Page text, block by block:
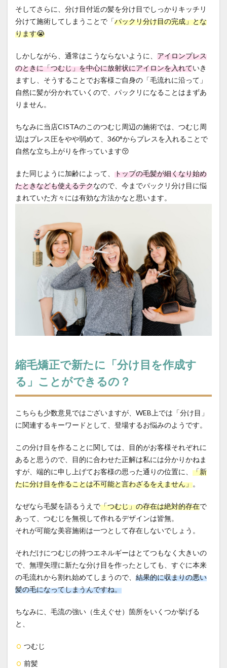
そしてさらに、分け目付近の髪を分け目でしっかりキッチリ
分けて施術してしまうことで「パックリ分け目の完成」とな
ります😭
しかしながら、通常はこうならないように、 アイロンプレス
のときに「つむじ」を中心に放射状にアイロンを入れていき
ますし、そうすることでお客様ご自身の「毛流れに沿って」
自然に髪が分かれていくので、パックリになることはまずあ
りません。
ちなみに当店CISTAのこのつむじ周辺の施術では、つむじ周
辺はプレス圧をやや弱めて、360°からプレスを入れることで
自然な立ち上がりを作っています😚
また同じように加齢によって、 トップの毛髪が細くなり始め
たときなども使えるテクなので、今までパックリ分け目に悩
まれていた方々には有効な方法かなと思います。
縮毛矯正で新たに「分け目を作成す
る」ことができるの？
こちらも少数意見ではございますが、WEB上では「分け目」
に関連するキーワードとして、登場するお悩みのようです。
この分け目を作ることに関しては、目的がお客様それぞれに
あると思うので、目的に合わせた正解は私には分かりかねま
すが、端的に申し上げてお客様の思った通りの位置に、 「新
たに分け目を作ることは不可能と言わざるをえません」。
なぜなら毛髪を語るうえで「つむじ」の存在は絶対的存在で
あって、つむじを無視して作れるデザインは皆無。
それが可能な美容施術は一つとして存在しないでしょう。
それだけにつむじの持つエネルギーはとてつもなく大きいの
で、無理矢理に新たな分け目を作ったとしても、すぐに本来
の毛流れから割れ始めてしまうので、 結果的に収まりの悪い
髪の毛になってしまうんですね。
ちなみに、毛流の強い（生えぐせ）箇所をいくつか挙げる
と、
つむじ
前髪